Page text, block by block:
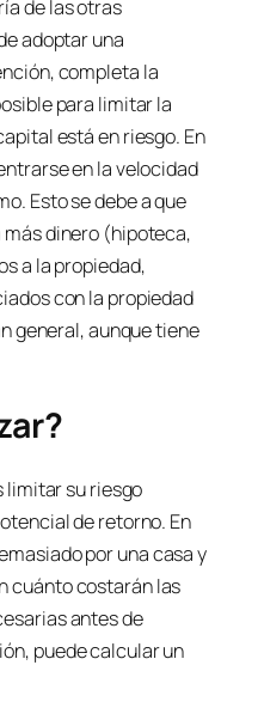
de las otras
adoptar una
completa la
para limitar la
está en riesgo. En
en la velocidad
Esto se debe a que
dinero (hipoteca,
a la propiedad,
con la propiedad
general, aunque tiene
limitar su riesgo
de retorno. En
por una casa y
cuánto costarán las
antes de
puede calcular un